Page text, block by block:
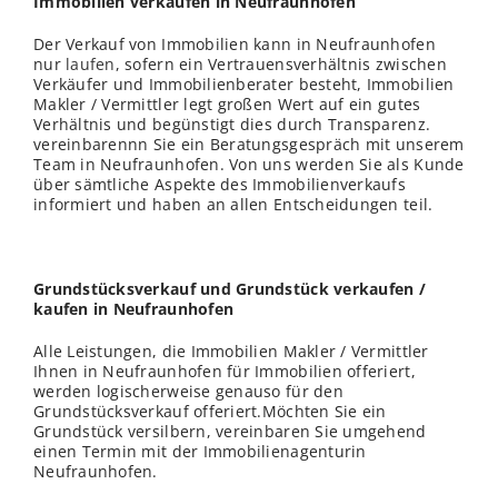
Der Verkauf von Immobilien kann in Neufraunhofen
nur laufen, sofern ein Vertrauensverhältnis zwischen
Verkäufer und Immobilienberater besteht, Immobilien
Makler / Vermittler legt großen Wert auf ein gutes
Verhältnis und begünstigt dies durch Transparenz.
vereinbarennn Sie ein Beratungsgespräch mit unserem
Team in Neufraunhofen. Von uns werden Sie als Kunde
über sämtliche Aspekte des Immobilienverkaufs
informiert und haben an allen Entscheidungen teil.
Grundstücksverkauf und Grundstück verkaufen /
kaufen in Neufraunhofen
Alle Leistungen, die Immobilien Makler / Vermittler
Ihnen in Neufraunhofen für Immobilien offeriert,
werden logischerweise genauso für den
Grundstücksverkauf offeriert.Möchten Sie ein
Grundstück versilbern, vereinbaren Sie umgehend
einen Termin mit der Immobilienagenturin
Neufraunhofen.